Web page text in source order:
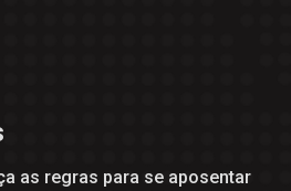
as regras para se aposentar